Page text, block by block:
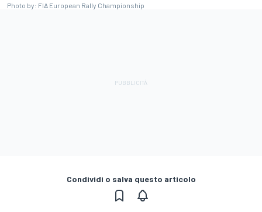
Photo by: FIA European Rally Championship
Condividi o salva questo articolo